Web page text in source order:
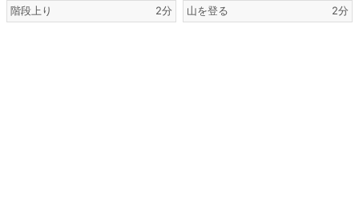
階段上り 2分 山を登る 2分